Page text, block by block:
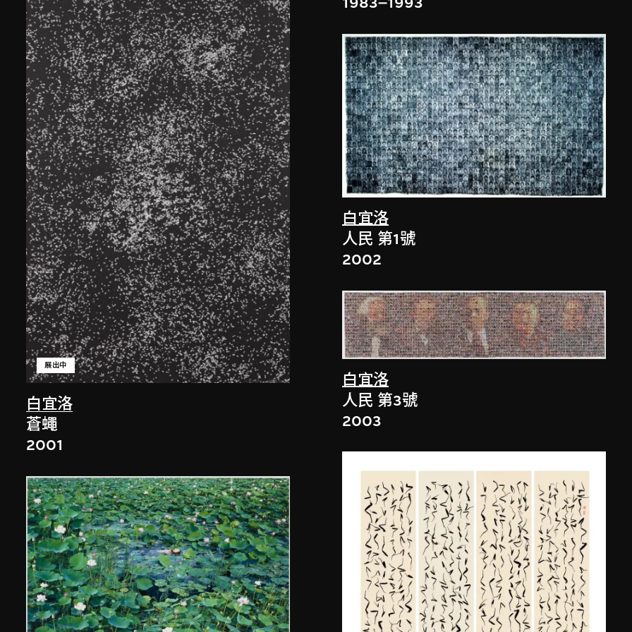
白宜洛
展出中
蒼蠅
2001
白宜洛
人民 第1號
2002
白宜洛
人民 第3號
2003